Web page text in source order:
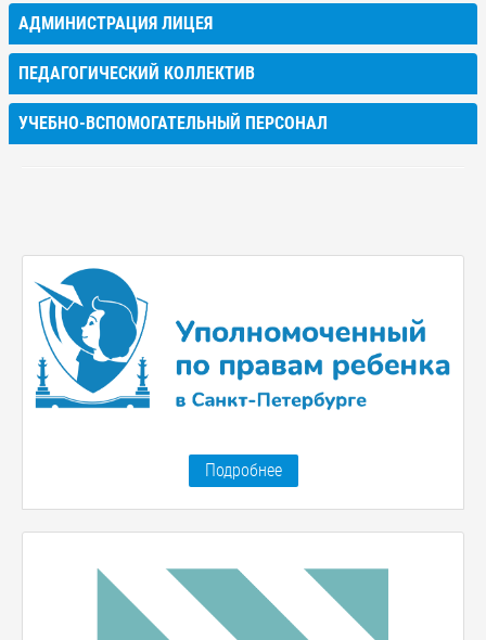
АДМИНИСТРАЦИЯ ЛИЦЕЯ
ПЕДАГОГИЧЕСКИЙ КОЛЛЕКТИВ
УЧЕБНО-ВСПОМОГАТЕЛЬНЫЙ ПЕРСОНАЛ
Подробнее